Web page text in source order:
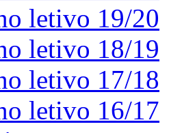
letivo 19/20
letivo 18/19
letivo 17/18
letivo 16/17